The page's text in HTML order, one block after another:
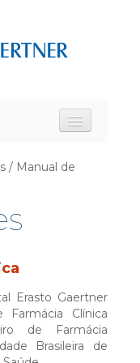
/ Manual de
Erasto Gaertner
Clínica
de Farmácia
Brasileira de